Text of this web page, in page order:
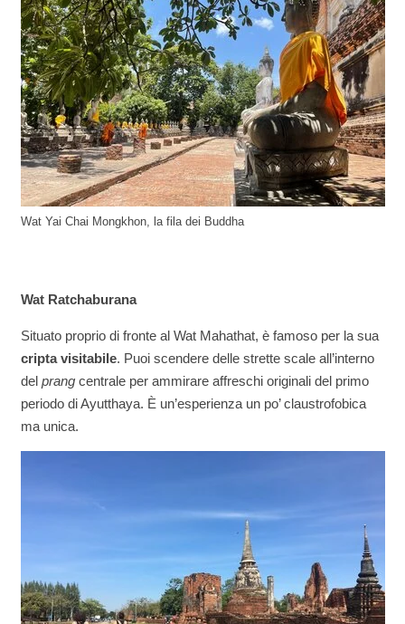
Wat Yai Chai Mongkhon, la fila dei Buddha
Wat Ratchaburana
Situato proprio di fronte al Wat Mahathat, è famoso per la sua
cripta visitabile. Puoi scendere delle strette scale all’interno
del prangcentrale per ammirare affreschi originali del primo
periodo di Ayutthaya. È un’esperienza un po’ claustrofobica
ma unica.